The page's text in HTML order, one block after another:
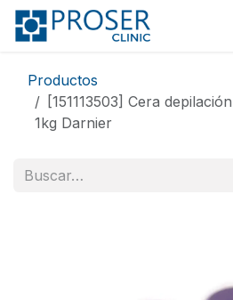
Ir al contenido
Productos
[151113503] Cera
1kg Darnier